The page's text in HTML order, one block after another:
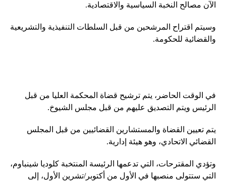
الآن مصالح النخبة السياسية والاقتصادية.
وسيتم اقتراح المرشحين من قبل السلطات التنفيذية والتشريعية
والقضائية للحكومة.
في الوقت الحاضر، يتم ترشيح قضاة المحكمة العليا من قبل
الرئيس ويتم التصديق عليهم من قبل مجلس الشيوخ.
يتم تعيين القضاة والمستشارين القضائيين من قبل المجلس
القضائي الاتحادي، وهو هيئة إدارية.
وتؤدي المقترحات، التي تدعمها الرئيسة المنتخبة كلوديا شينباوم،
التي ستتولى منصبها في الأول من أكتوبر/تشرين الأول، إلى